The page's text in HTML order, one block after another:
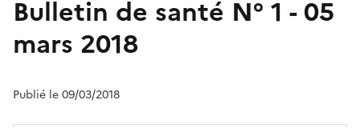
Bulletin de santé N° 1 - 05
mars 2018
Publié le 09/03/2018